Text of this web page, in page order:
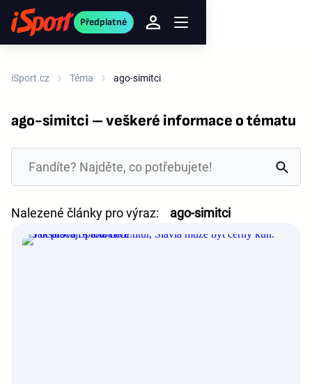
Předplatné
iSport.cz Téma ago-simitci
ago-simitci – veškeré informace o tématu
Nalezené články pro výraz: ago-simitci